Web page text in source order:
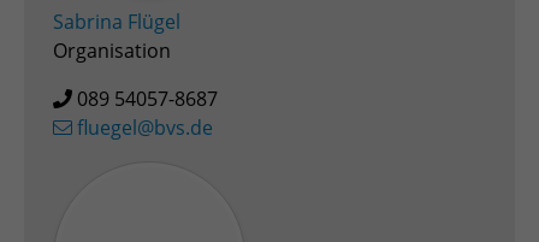
Sabrina Flügel
Organisation
089 54057-8687
fluegel@bvs.de